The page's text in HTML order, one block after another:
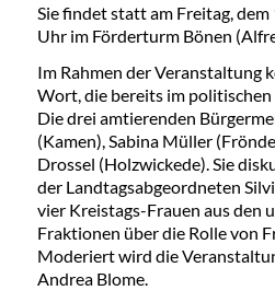
Sie findet statt am Freitag, dem
Uhr im Förderturm Bönen
Im Rahmen der Veranstaltung
Wort, die bereits im
Die drei amtierenden
(Kamen), Sabina Müller
Drossel (Holzwickede). Sie
der Landtagsabgeordneten
vier Kreistags-Frauen aus den
Fraktionen über die Rolle von
Moderiert wird die
Andrea Blome.